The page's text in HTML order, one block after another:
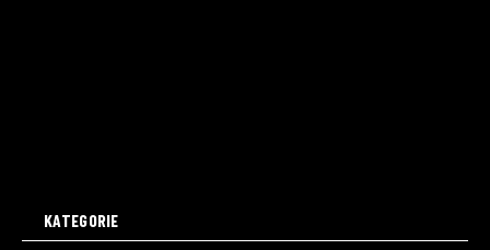
KATEGORIE